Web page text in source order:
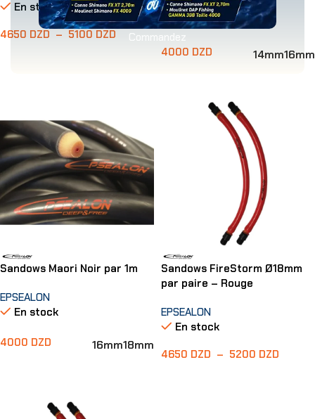
Commandez
En stock
4650 DZD – 5100 DZD
EPSEALON
En stock
4000 DZD 14mm16mm
Sandows Maori Noir par 1m
EPSEALON
En stock
4000 DZD 16mm18mm
Sandows FireStorm Ø18mm
par paire – Rouge
EPSEALON
En stock
4650 DZD – 5200 DZD